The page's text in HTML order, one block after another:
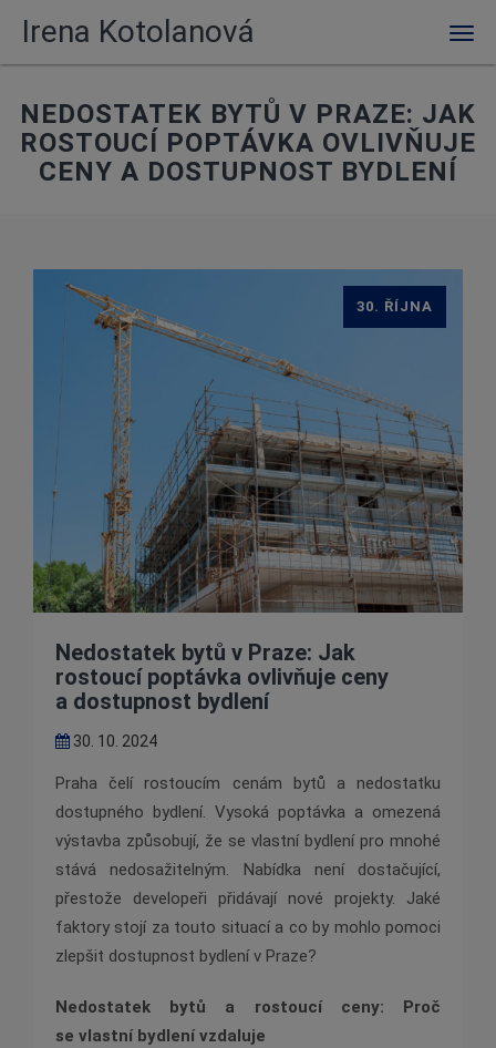
Irena Kotolanová
NEDOSTATEK BYTŮ V PRAZE: JAK
ROSTOUCÍ POPTÁVKA OVLIVŇUJE
CENY A DOSTUPNOST BYDLENÍ
Nedostatek bytů v Praze: Jak
rostoucí poptávka ovlivňuje ceny
a dostupnost bydlení
30. 10. 2024
30. ŘÍJNA
Praha čelí rostoucím cenám bytů a nedostatku
dostupného bydlení. Vysoká poptávka a omezená
výstavba způsobují, že se vlastní bydlení pro mnohé
stává nedosažitelným. Nabídka není dostačující,
přestože developeři přidávají nové projekty. Jaké
faktory stojí za touto situací a co by mohlo pomoci
zlepšit dostupnost bydlení v Praze?
Nedostatek bytů a rostoucí ceny: Proč
se vlastní bydlení vzdaluje